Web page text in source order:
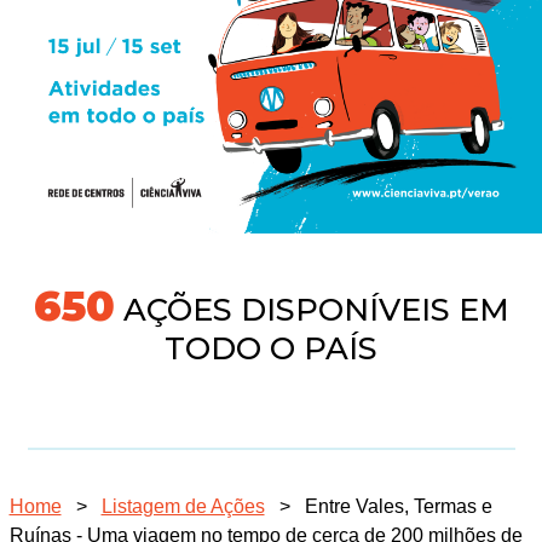
691AÇÕES DISPONÍVEIS EM
TODO O PAÍS
Home > Listagem de Ações >
Entre Vales, Termas e
Ruínas - Uma viagem no tempo de cerca de 200 milhões de